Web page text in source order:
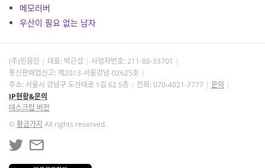
메모러버
우산이 필요 없는 남자
(주)민음인 대표: 박근섭 사업자번호: 211-88-33701
통신판매업신고: 제2013-서울강남-02625호
주소: 서울시 강남구 도산대로 1길 62 5층
전화: 070-4021-7777
문의
IP현황&문의
데스크탑 버전
©황금가지 All rights reserved.